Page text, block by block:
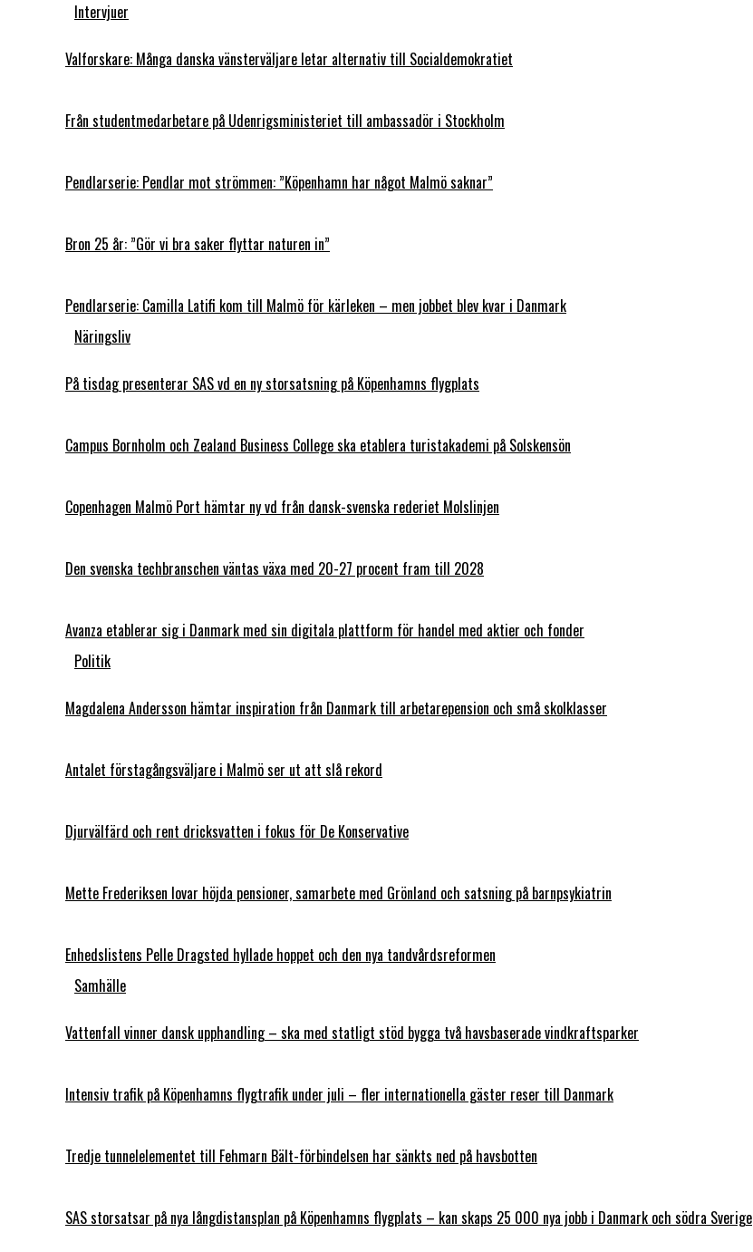
Intervjuer
Valforskare: Många danska vänsterväljare letar alternativ till Socialdemokratiet
Från studentmedarbetare på Udenrigsministeriet till ambassadör i Stockholm
Pendlarserie: Pendlar mot strömmen: ”Köpenhamn har något Malmö saknar”
Bron 25 år: ”Gör vi bra saker flyttar naturen in”
Pendlarserie: Camilla Latifi kom till Malmö för kärleken – men jobbet blev kvar i Danmark
Näringsliv
På tisdag presenterar SAS vd en ny storsatsning på Köpenhamns flygplats
Campus Bornholm och Zealand Business College ska etablera turistakademi på Solskensön
Copenhagen Malmö Port hämtar ny vd från dansk-svenska rederiet Molslinjen
Den svenska techbranschen väntas växa med 20-27 procent fram till 2028
Avanza etablerar sig i Danmark med sin digitala plattform för handel med aktier och fonder
Politik
Magdalena Andersson hämtar inspiration från Danmark till arbetarepension och små skolklasser
Antalet förstagångsväljare i Malmö ser ut att slå rekord
Djurvälfärd och rent dricksvatten i fokus för De Konservative
Mette Frederiksen lovar höjda pensioner, samarbete med Grönland och satsning på barnpsykiatrin
Enhedslistens Pelle Dragsted hyllade hoppet och den nya tandvårdsreformen
Samhälle
Vattenfall vinner dansk upphandling – ska med statligt stöd bygga två havsbaserade vindkraftsparker
Intensiv trafik på Köpenhamns flygtrafik under juli – fler internationella gäster reser till Danmark
Tredje tunnelelementet till Fehmarn Bält-förbindelsen har sänkts ned på havsbotten
SAS storsatsar på nya långdistansplan på Köpenhamns flygplats – kan skaps 25 000 nya jobb i Danmark och södra Sverige